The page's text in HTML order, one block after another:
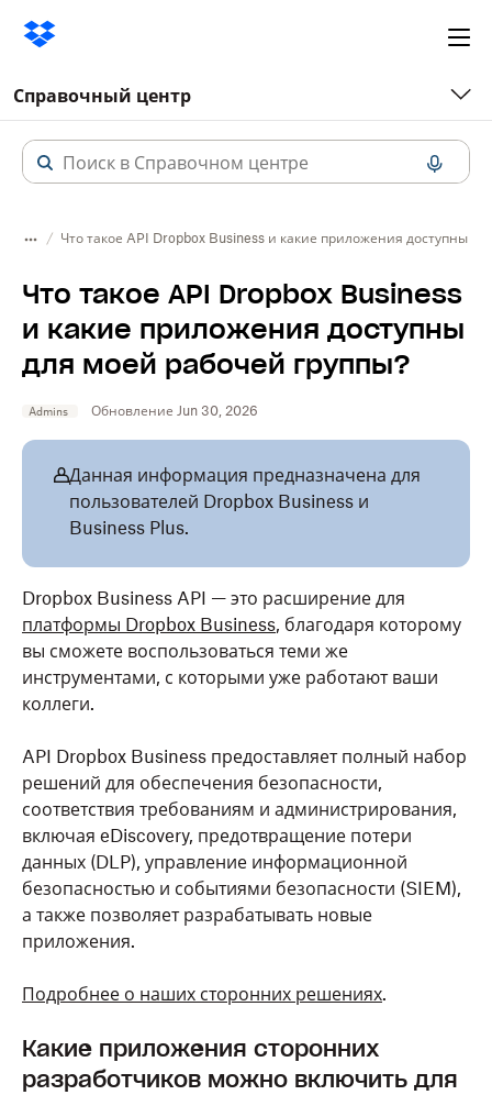
Справочный центр
Что такое API Dropbox Business и какие приложения доступны
Что такое API Dropbox Business
и какие приложения доступны
для моей рабочей группы?
Admins Обновление Jun 30, 2026
Данная информация предназначена для
пользователей Dropbox Business и
Business Plus.
Dropbox Business API — это расширение для
платформы Dropbox Business, благодаря которому
вы сможете воспользоваться теми же
инструментами, с которыми уже работают ваши
коллеги.
API Dropbox Business предоставляет полный набор
решений для обеспечения безопасности,
соответствия требованиям и администрирования,
включая eDiscovery, предотвращение потери
данных (DLP), управление информационной
безопасностью и событиями безопасности (SIEM),
а также позволяет разрабатывать новые
приложения.
Подробнее о наших сторонних решениях.
Какие приложения сторонних
разработчиков можно включить для